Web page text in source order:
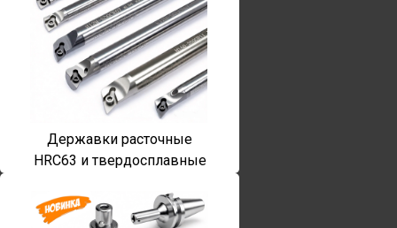
Державки расточные
HRC63 и твердосплавные